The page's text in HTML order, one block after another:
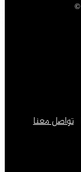
تواصل معنا